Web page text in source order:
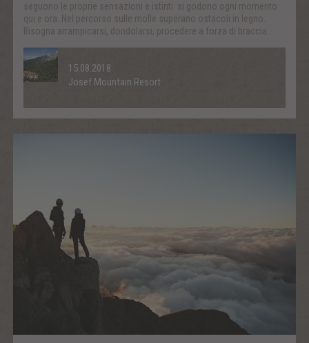
seguono le proprie sensazioni e istinti: si godono ogni momento
qui e ora. Nel percorso sulle molle superano ostacoli in legno.
Bisogna arrampicarsi, dondolarsi, procedere a forza di braccia...
15.08.2018
Josef Mountain Resort